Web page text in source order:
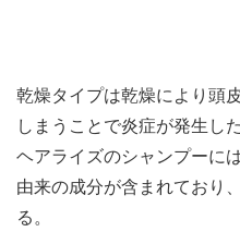
乾燥タイプは乾燥により頭
しまうことで炎症が発生し
ヘアライズのシャンプーに
由来の成分が含まれており
る。